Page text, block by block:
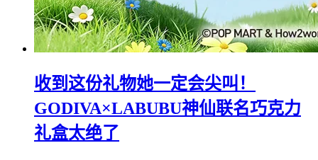
收到这份礼物她一定会尖叫！
GODIVA×LABUBU神仙联名巧克力
礼盒太绝了